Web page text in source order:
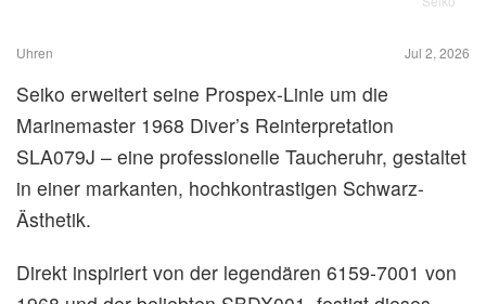
Uhren Jul 2, 2026
Seiko erweitert seine Prospex-Linie um die
Marinemaster 1968 Diver’s Reinterpretation
SLA079J – eine professionelle Taucheruhr, gestaltet
in einer markanten, hochkontrastigen Schwarz-
Ästhetik.
Direkt inspiriert von der legendären 6159-7001 von